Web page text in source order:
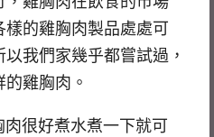
的雞胸肉製品處處可
我們家幾乎都嘗試過，
雞胸肉。
很好煮水煮一下就可